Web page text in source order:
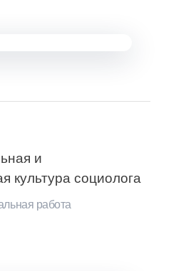
и
культура социолога
работа